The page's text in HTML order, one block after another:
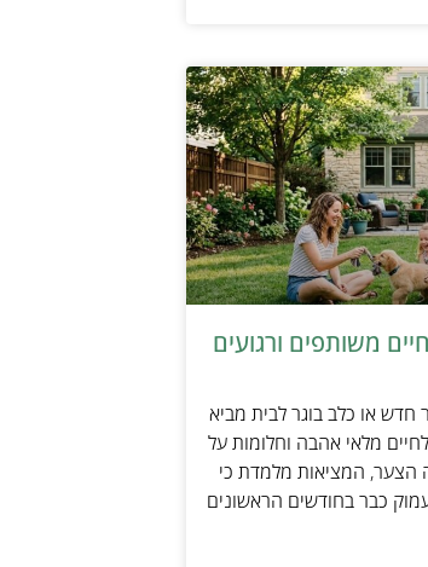
משותפים ורגועים
חדש או כלב בוגר לבית מביא
מלאי אהבה וחלומות על
הצער, המציאות מלמדת כי
כבר בחודשים הראשונים